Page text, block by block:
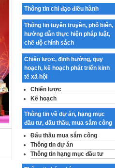
mới sáng tạo và chuyển…
Quy định chi tiết và hướng dẫn
thi hành một số điều của Luật Lý
lịch tư…
Sửa đổi, bổ sung một số nội
dung tại Nghị quyết số 30/NQ-
CP ngày 24 tháng 02…
Ban hành Chương trình hành
động của Chính phủ thực hiện
Nghị quyết số 02-NQ/TW ngày
17…
THÔNG BÁO Tuyển dụng lao
động hợp đồng theo Nghị định
số 111/2022/NĐ-CP ngày
30/12/2022 của Chính…
Thông tin chỉ đạo điều hành
Thông tin tuyên truyền, phổ biến,
hướng dẫn thực hiện pháp luật,
chế độ chính sách
Chiến lược, định hướng, quy
hoạch, kế hoạch phát triển kinh
tế xã hội
Chiến lược
Kế hoạch
Thông tin về dự án, hạng mục
đầu tư, đấu thầu, mua sắm công
Đấu thầu mua sắm công
Thông tin dự án
Thông tin hạng mục đầu tư